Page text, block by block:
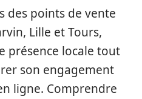
des points de vente
Lille et Tours,
présence locale tout
son engagement
ligne. Comprendre